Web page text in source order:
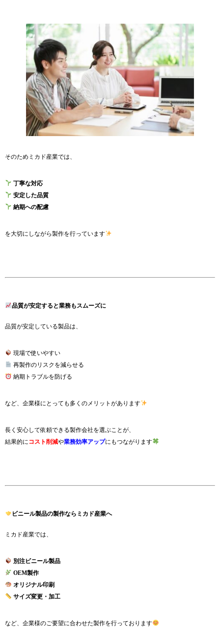
そのためミカド産業では、
丁寧な対応
安定した品質
納期への配慮
を大切にしながら製作を行っています
品質が安定すると業務もスムーズに
品質が安定している製品は、
現場で使いやすい
再製作のリスクを減らせる
納期トラブルを防げる
など、企業様にとっても多くのメリットがあります
長く安心して依頼できる製作会社を選ぶことが、
結果的にコスト削減や業務効率アップにもつながります
ビニール製品の製作ならミカド産業へ
ミカド産業では、
別注ビニール製品
OEM製作
オリジナル印刷
サイズ変更・加工
など、企業様のご要望に合わせた製作を行っております